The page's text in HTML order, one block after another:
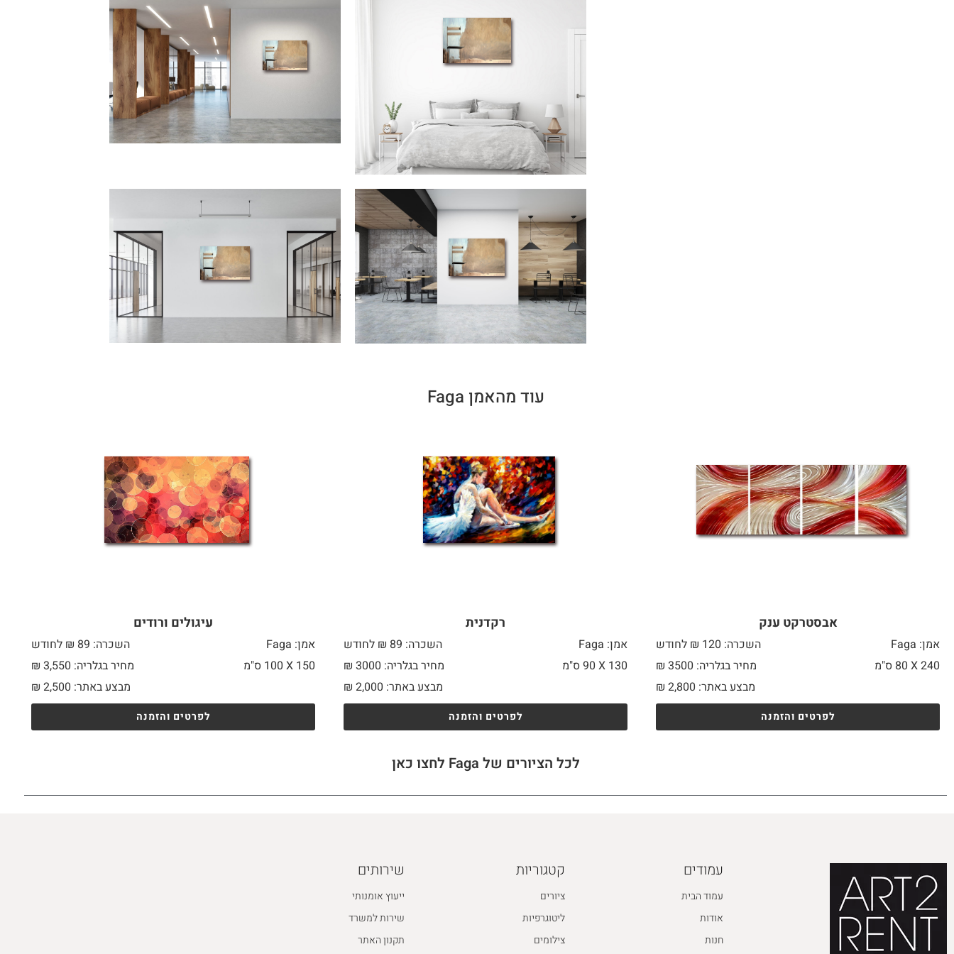
עוד מהאמן Faga
אבסטרקט ענק
אמן: Faga
השכרה: 120 ₪ לחודש
240 X
מחיר בגלריה: 3500 ₪
מבצע באתר:
₪ 2,800
לפרטים והזמנה
רקדנית
אמן: Faga
השכרה: 89 ₪ לחודש
130 X
מחיר בגלריה: 3000 ₪
מבצע באתר:
₪ 2,000
לפרטים והזמנה
עיגולים ורודים
אמן: Faga
השכרה: 89 ₪ לחודש
150 X
מחיר בגלריה: 3,550 ₪
מבצע באתר:
₪ 2,500
לפרטים והזמנה
לכל הציורים של Faga לחצו כאן
עמודים
עמוד הבית
אודות
חנות
קטגוריות
ציורים
ליטוגרפיות
צילומים
שירותים
ייעוץ אומנותי
שירות למשרד
תקנון האתר